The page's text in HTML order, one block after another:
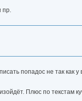
пр.
попадос не так как у
Плюс по текстам